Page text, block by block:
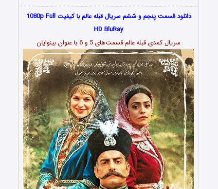
دانلود قسمت پنجم و ششم سریال قبله عالم با کیفیت 1080p Full
HD BluRay
سریال کمدی قبله عالم قسمت‌های 5 و 6 با عنوان بینوایان